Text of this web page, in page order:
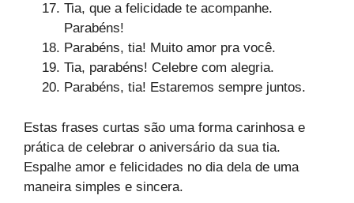
Tia, que a felicidade te acompanhe.
Parabéns!
Parabéns, tia! Muito amor pra você.
Tia, parabéns! Celebre com alegria.
Parabéns, tia! Estaremos sempre juntos.
Estas frases curtas são uma forma carinhosa e
prática de celebrar o aniversário da sua tia.
Espalhe amor e felicidades no dia dela de uma
maneira simples e sincera.